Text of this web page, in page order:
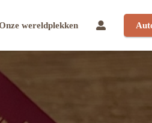
wereldplekken